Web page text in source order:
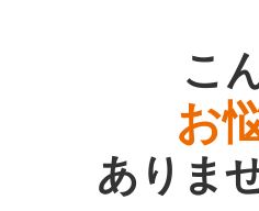
こ
お
ありま